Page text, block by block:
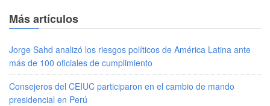
Más artículos
Jorge Sahd analizó los riesgos políticos de América Latina ante
más de 100 oficiales de cumplimiento
Consejeros del CEIUC participaron en el cambio de mando
presidencial en Perú